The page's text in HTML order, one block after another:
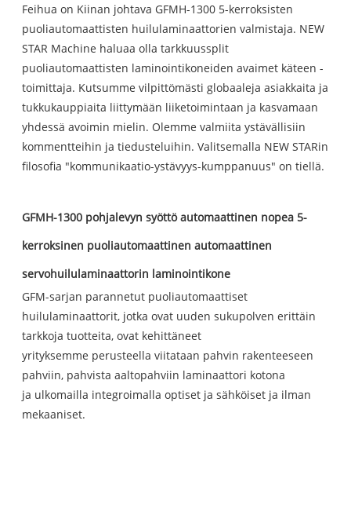
Feihua on Kiinan johtava GFMH-1300 5-kerroksisten
puoliautomaattisten huilulaminaattorien valmistaja. NEW
STAR Machine haluaa olla tarkkuussplit
puoliautomaattisten laminointikoneiden avaimet käteen -
toimittaja. Kutsumme vilpittömästi globaaleja asiakkaita ja
tukkukauppiaita liittymään liiketoimintaan ja kasvamaan
yhdessä avoimin mielin. Olemme valmiita ystävällisiin
kommentteihin ja tiedusteluihin. Valitsemalla NEW STARin
filosofia "kommunikaatio-ystävyys-kumppanuus" on tiellä.
GFMH-1300 pohjalevyn syöttö automaattinen nopea 5-
kerroksinen puoliautomaattinen automaattinen
servohuilulaminaattorin laminointikone
GFM-sarjan parannetut puoliautomaattiset
huilulaminaattorit, jotka ovat uuden sukupolven erittäin
tarkkoja tuotteita, ovat kehittäneet
yrityksemme perusteella viitataan pahvin rakenteeseen
pahviin, pahvista aaltopahviin laminaattori kotona
ja ulkomailla integroimalla optiset ja sähköiset ja ilman
mekaaniset.